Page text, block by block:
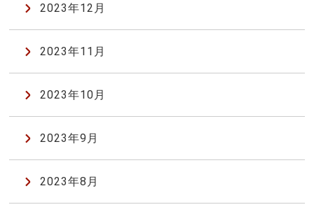
2023年12月
2023年11月
2023年10月
2023年9月
2023年8月